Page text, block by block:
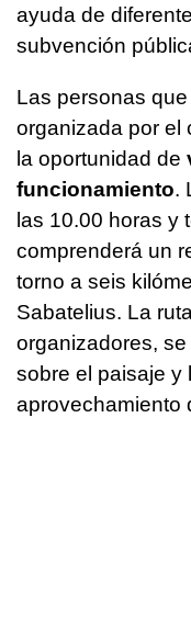
ayuda de
subvención
Las personas
organizada por el
la oportunidad de
funcionamiento.
las 10.00 horas y
comprenderá un
torno a seis
Sabatelius. La
organizadores,
sobre el paisaje y
aprovechamiento